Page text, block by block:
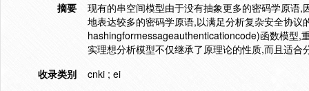
摘要
现有的串空间模型由于没有抽象更多的密码学原语
地表达较多的密码学原语,以满足分析复杂安全协
hashingformessageauthenticationcode)函数模型,
实理想分析模型不仅继承了原理论的性质,而且适
收录类别
cnki ; ei